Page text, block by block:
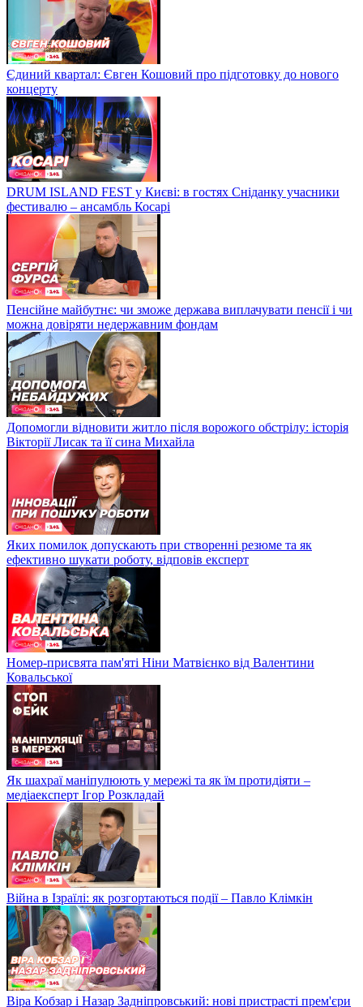
Єдиний квартал: Євген Кошовий про підготовку до нового
концерту
DRUM ISLAND FEST у Києві: в гостях Сніданку учасники
фестивалю – ансамбль Косарі
Пенсійне майбутнє: чи зможе держава виплачувати пенсії і чи
можна довіряти недержавним фондам
Допомогли відновити житло після ворожого обстрілу: історія
Вікторії Лисак та її сина Михайла
Яких помилок допускають при створенні резюме та як
ефективно шукати роботу, відповів експерт
Номер-присвята пам'яті Ніни Матвієнко від Валентини
Ковальської
Як шахраї маніпулюють у мережі та як їм протидіяти –
медіаексперт Ігор Розкладай
Війна в Ізраїлі: як розгортаються події – Павло Клімкін
Віра Кобзар і Назар Задніпровський: нові пристрасті прем'єри